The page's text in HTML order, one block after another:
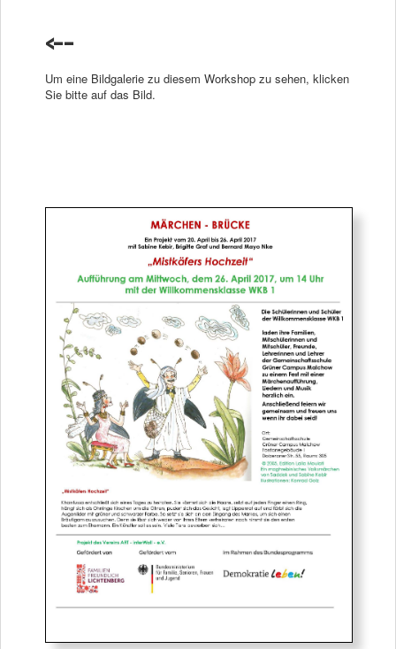
<--
Um eine Bildgalerie zu diesem Workshop zu sehen, klicken
Sie bitte auf das Bild.